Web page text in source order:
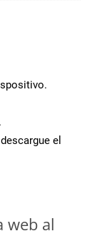
el
web al